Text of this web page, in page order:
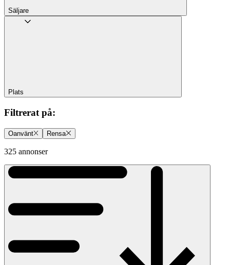
Säljare
Plats
Filtrerat på:
Oanvänt Rensa
325 annonser